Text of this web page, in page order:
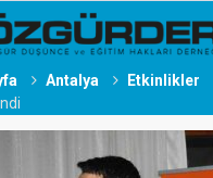
Antalya Etkinlikler